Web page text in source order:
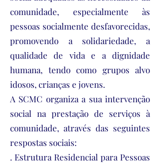
comunidade, especialmente às
pessoas socialmente desfavorecidas,
promovendo a solidariedade, a
qualidade de vida e a dignidade
humana, tendo como grupos alvo
idosos, crianças e jovens.
A SCMC organiza a sua intervenção
social na prestação de serviços à
comunidade, através das seguintes
respostas sociais:
. Estrutura Residencial para Pessoas